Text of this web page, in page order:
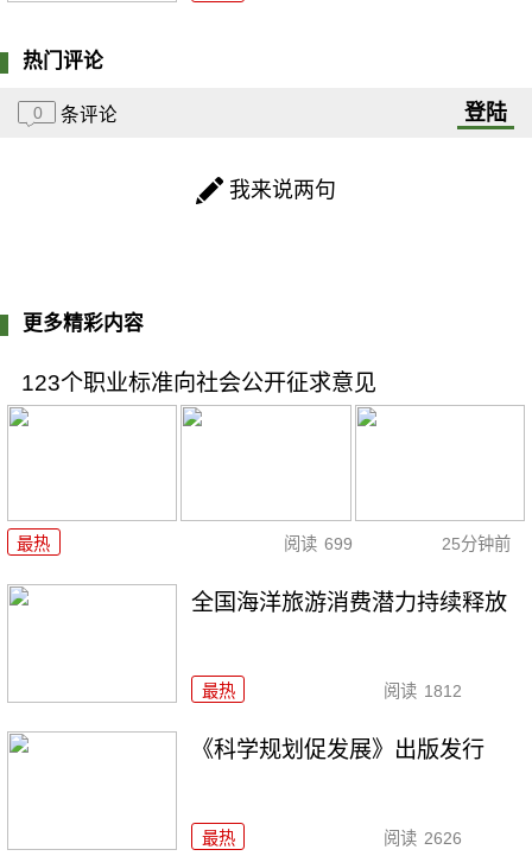
热门评论
0 条评论 登陆
我来说两句
更多精彩内容
123个职业标准向社会公开征求意见
最热 阅读 699 25分钟前
全国海洋旅游消费潜力持续释放
最热 阅读 1812
《科学规划促发展》出版发行
最热 阅读 2626